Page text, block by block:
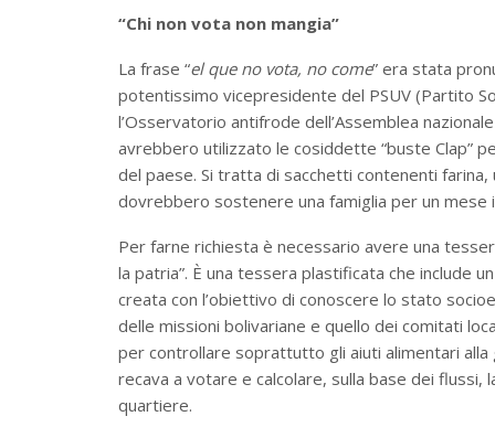
“Chi non vota non mangia”
La frase “el que no vota, no come” era stata
potentissimo vicepresidente del PSUV (Partito
l’Osservatorio antifrode dell’Assemblea
avrebbero utilizzato le cosiddette “buste Clap”
del paese. Si tratta di sacchetti contenenti
dovrebbero sostenere una famiglia per un mese
Per farne richiesta è necessario avere una
la patria”. È una tessera plastificata che include
creata con l’obiettivo di conoscere lo stato
delle missioni bolivariane e quello dei comitati
per controllare soprattutto gli aiuti alimentari
recava a votare e calcolare, sulla base dei
quartiere.